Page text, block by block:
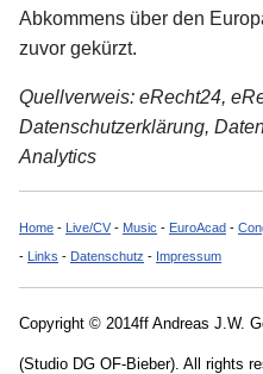
Abkommens über den
zuvor gekürzt.
Quellverweis: eRecht24,
Datenschutzerklärung,
Analytics
Home - Live/CV - Music - EuroAcad -
- Links - Datenschutz - Impressum
Copyright © 2014ff Andreas J.W.
(Studio DG OF-Bieber). All rights